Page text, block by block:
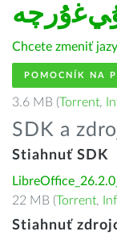
Chcete zmeniť
POMOCNÍK NA
3.6 MB (Torrent,
SDK a
Stiahnuť SDK
22 MB (Torrent,
Stiahnuť